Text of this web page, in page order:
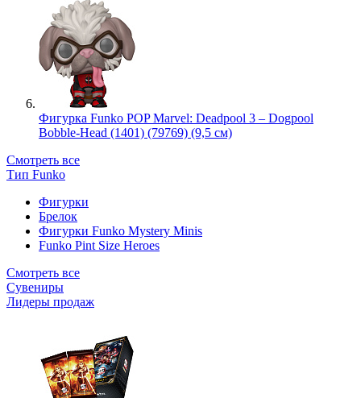
Фигурка Funko POP Marvel: Deadpool 3 – Dogpool
Bobble-Head (1401) (79769) (9,5 см)
Смотреть все
Тип Funko
Фигурки
Брелок
Фигурки Funko Mystery Minis
Funko Pint Size Heroes
Смотреть все
Сувениры
Лидеры продаж